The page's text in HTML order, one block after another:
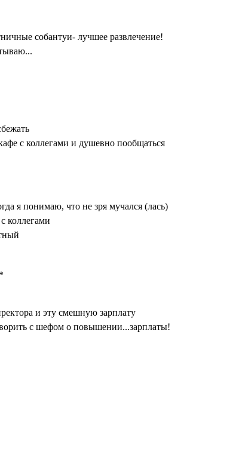
собантуи- лучшее развлечение!
с коллегами и душевно пообщаться
я понимаю, что не зря мучался (лась)
коллегами
*
и эту смешную зарплату
с шефом о повышении...зарплаты!